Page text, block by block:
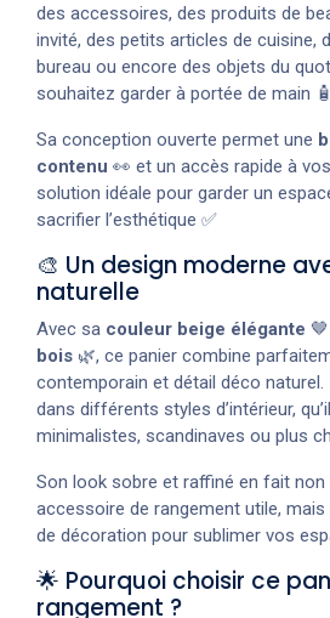
des accessoires, des produits de
invité, des petits articles de cuisine,
bureau ou encore des objets du
souhaitez garder à portée de main
Sa conception ouverte permet une
contenu 👀 et un accès rapide à
solution idéale pour garder un
sacrifier l’esthétique ✅
🎨 Un design moderne
naturelle
Avec sa couleur beige élégante
bois 🌿, ce panier combine
contemporain et détail déco naturel.
dans différents styles d’intérieur,
minimalistes, scandinaves ou plus
Son look sobre et raffiné en fait non
accessoire de rangement utile,
de décoration pour sublimer vos
🌟 Pourquoi choisir ce
rangement ?